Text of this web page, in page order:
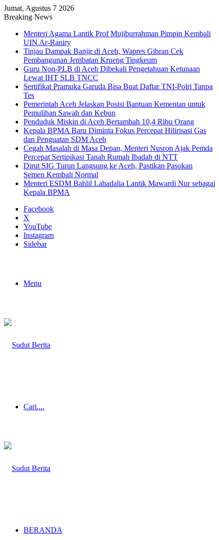
Jumat, Agustus 7 2026
Breaking News
Menteri Agama Lantik Prof Mujiburrahman Pimpin Kembali
UIN Ar-Raniry
Tinjau Dampak Banjir di Aceh, Wapres Gibran Cek
Pembangunan Jembatan Krueng Tingkeum
Guru Non-PLB di Aceh Dibekali Pengetahuan Ketunaan
Lewat IHT SLB TNCC
Sertifikat Pramuka Garuda Bisa Buat Daftar TNI-Polri Tanpa
Tes
Pemerintah Aceh Jelaskan Posisi Bantuan Kementan untuk
Pemulihan Sawah dan Kebun
Penduduk Miskin di Aceh Bertambah 10,4 Ribu Orang
Kepala BPMA Baru Diminta Fokus Percepat Hilirisasi Gas
dan Penguatan SDM Aceh
Cegah Masalah di Masa Depan, Menteri Nusron Ajak Pemda
Percepat Sertipikasi Tanah Rumah Ibadah di NTT
Dirut SIG Turun Langsung ke Aceh, Pastikan Pasokan
Semen Kembali Normal
Menteri ESDM Bahlil Lahadalia Lantik Mawardi Nur sebagai
Kepala BPMA
Facebook
X
YouTube
Instagram
Sidebar
Menu
Cari....
BERANDA